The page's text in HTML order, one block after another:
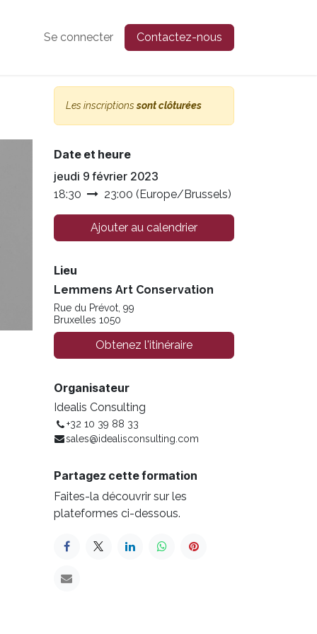
Se connecter Contactez-nous
Les inscriptionssont clôturées
Date et heure
jeudi 9 février 2023
18:30 23:00 (Europe/Brussels)
Ajouter au calendrier
Lieu
Lemmens Art Conservation
Rue du Prévot, 99
Bruxelles 1050
Obtenez l'itinéraire
Organisateur
Idealis Consulting
+32 10 39 88 33
sales@idealisconsulting.com
Partagez cette formation
Faites-la découvrir sur les
plateformes ci-dessous.